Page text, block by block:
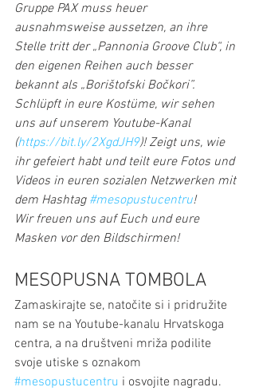
Gruppe PAX muss heuer
ausnahmsweise aussetzen, an ihre
Stelle tritt der „Pannonia Groove Club“, in
den eigenen Reihen auch besser
bekannt als „Borištofski Bočkori”.
Schlüpft in eure Kostüme, wir sehen
uns auf unserem Youtube-Kanal
(https://bit.ly/2XgdJH9)! Zeigt uns, wie
ihr gefeiert habt und teilt eure Fotos und
Videos in euren sozialen Netzwerken mit
dem Hashtag #mesopustucentru!
Wir freuen uns auf Euch und eure
Masken vor den Bildschirmen!
MESOPUSNA TOMBOLA
Zamaskirajte se, natočite si i pridružite
nam se na Youtube-kanalu Hrvatskoga
centra, a na društveni mriža podilite
svoje utiske s oznakom
#mesopustucentru i osvojite nagradu.